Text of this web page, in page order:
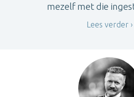
mezelf met die
Lees verder